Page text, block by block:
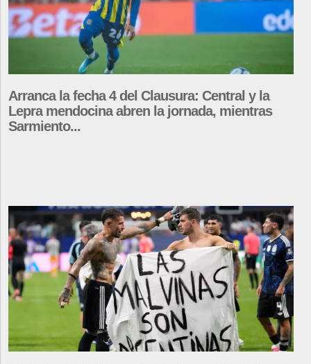
Arranca la fecha 4 del Clausura: Central y la
Lepra mendocina abren la jornada, mientras
Sarmiento...